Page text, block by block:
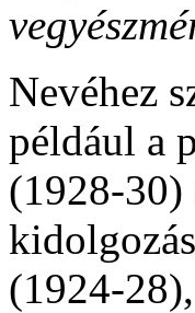
Nevéhez
például a
(1928-30)
(1924-